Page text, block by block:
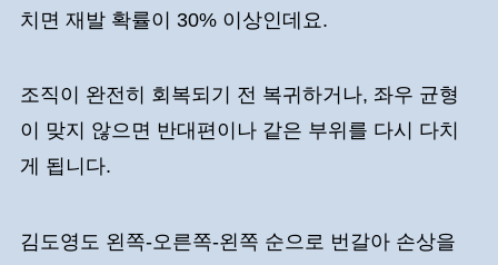
치면 재발 확률이 30% 이상인데요.
조직이 완전히 회복되기 전 복귀하거나, 좌우 균형
이 맞지 않으면 반대편이나 같은 부위를 다시 다치
게 됩니다.
김도영도 왼쪽-오른쪽-왼쪽 순으로 번갈아 손상을